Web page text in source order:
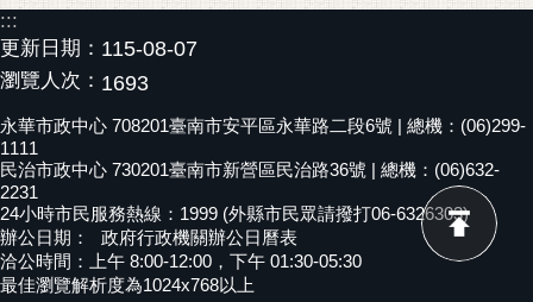
站
資
料
開
放
宣
告
市
府
交
:::
更新日期： 115-08-07
瀏覽人次： 1693
永華市政中心 708201臺南市安平區永華路二段6號 | 總機：(06)299-
1111
民治市政中心 730201臺南市新營區民治路36號 | 總機：(06)632-
2231
24小時市民服務熱線：1999 (外縣市民眾請撥打06-6326303)
辦公日期：
政府行政機關辦公日曆表
洽公時間：上午 8:00-12:00，下午 01:30-05:30
最佳瀏覽解析度為1024x768以上